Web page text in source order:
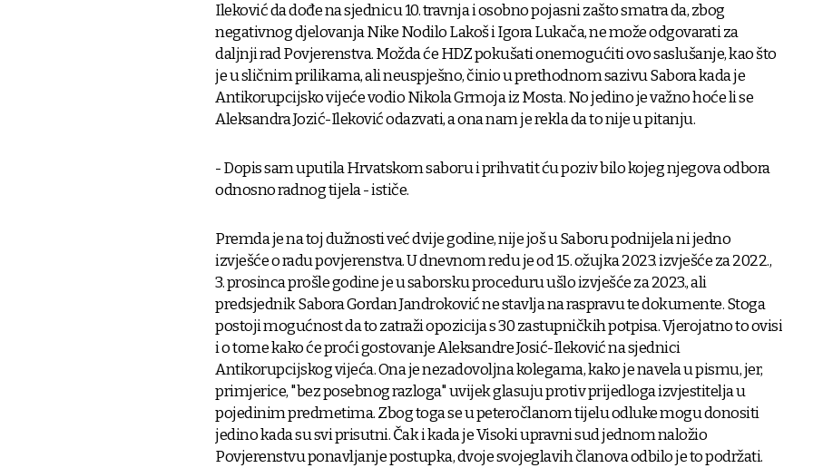
Ileković da dođe na sjednicu 10. travnja i osobno pojasni zašto smatra da, zbog
negativnog djelovanja Nike Nodilo Lakoš i Igora Lukača, ne može odgovarati za
daljnji rad Povjerenstva. Možda će HDZ pokušati onemogućiti ovo saslušanje, kao što
je u sličnim prilikama, ali neuspješno, činio u prethodnom sazivu Sabora kada je
Antikorupcijsko vijeće vodio Nikola Grmoja iz Mosta. No jedino je važno hoće li se
Aleksandra Jozić-Ileković odazvati, a ona nam je rekla da to nije u pitanju.
- Dopis sam uputila Hrvatskom saboru i prihvatit ću poziv bilo kojeg njegova odbora
odnosno radnog tijela - ističe.
Premda je na toj dužnosti već dvije godine, nije još u Saboru podnijela ni jedno
izvješće o radu povjerenstva. U dnevnom redu je od 15. ožujka 2023. izvješće za 2022.,
3. prosinca prošle godine je u saborsku proceduru ušlo izvješće za 2023., ali
predsjednik Sabora Gordan Jandroković ne stavlja na raspravu te dokumente. Stoga
postoji mogućnost da to zatraži opozicija s 30 zastupničkih potpisa. Vjerojatno to ovisi
i o tome kako će proći gostovanje Aleksandre Josić-Ileković na sjednici
Antikorupcijskog vijeća. Ona je nezadovoljna kolegama, kako je navela u pismu, jer,
primjerice, "bez posebnog razloga" uvijek glasuju protiv prijedloga izvjestitelja u
pojedinim predmetima. Zbog toga se u peteročlanom tijelu odluke mogu donositi
jedino kada su svi prisutni. Čak i kada je Visoki upravni sud jednom naložio
Povjerenstvu ponavljanje postupka, dvoje svojeglavih članova odbilo je to podržati.